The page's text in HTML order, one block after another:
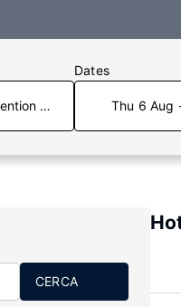
Dates
Thu 6 Aug
CERCA